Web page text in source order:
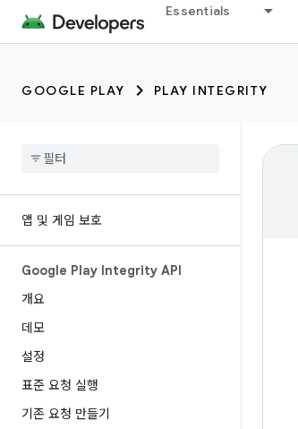
Essentials
GOOGLE PLAY PLAY INTEGRITY
앱 및 게임 보호
Google Play Integrity API
개요
데모
설정
표준 요청 실행
기존 요청 만들기